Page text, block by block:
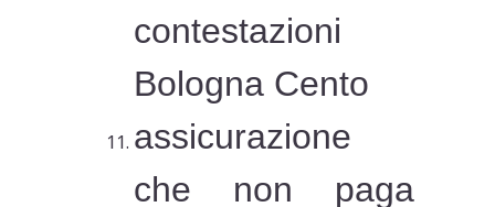
contestazioni
Bologna Cento
assicurazione
che non paga